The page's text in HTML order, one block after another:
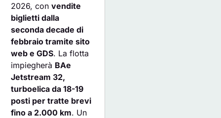
2026, convendite
biglietti dalla
seconda decade di
febbraio tramite sito
web e GDS. La flotta
impiegherà BAe
Jetstream 32,
turboelica da 18-19
posti per tratte brevi
fino a 2.000 km. Un